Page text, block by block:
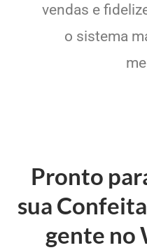
vendas e
o sistema
Pronto
sua
gente no